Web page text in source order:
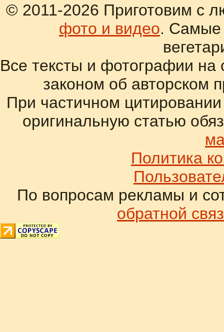
© 2011-2026 Приготовим с
фото и видео. Самые
Все тексты и фотографии
законом об авторском
При частичном
оригинальную статью
Политика
По вопросам рекламы и
обратной